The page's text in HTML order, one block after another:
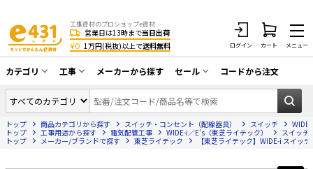
工事資材のプロショップe資材 CATV・アンテナ・防犯・光・LAN・電気・空調工事など
営業日は13時まで当日出荷
¥0 1万円(税抜)以上で送料無料 ログイン カート メニュー
カテゴリ
同軸ケーブル／テレビ用接栓／関連工具
アンテナ・取付金具・ブースター／CATV
部材類
工事
CATV・アンテナ工事
光工事・FTTH工事
メーカーから探す セール
在庫一掃セール
コードから注文
トップ 商品カテゴリから探す スイッチ・コンセント（配線器具） スイッチ
トップ
工事用途から探す 電気配管工事 WIDE-i／E's（東芝ライテック）
スイッチ
トップ
メーカー/ブランドで探す 東芝ライテック 【東芝ライテック】WIDE-i スイッ